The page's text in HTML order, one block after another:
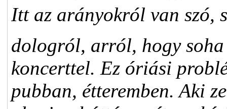
Itt az arányokról van szó,
dologról, arról, hogy soha
koncerttel. Ez óriási
pubban, étteremben. Aki